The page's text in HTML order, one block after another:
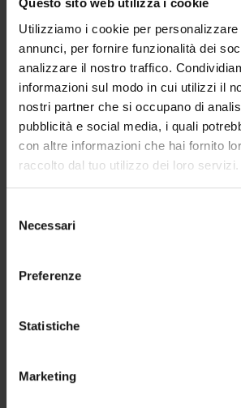
Questo sito web utilizza i cookie
Utilizziamo i cookie per
annunci, per fornire funzionalità dei
analizzare il nostro traffico.
informazioni sul modo in cui utilizzi il
nostri partner che si occupano di
pubblicità e social media, i quali
con altre informazioni che hai fornito
raccolto dal tuo utilizzo dei loro servizi.
delNecessari
Preferenze
Statistiche
Marketing
formazione con un’Academy di